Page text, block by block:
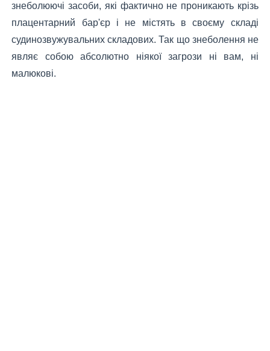
знеболюючі засоби, які фактично не проникають крізь
плацентарний бар'єр і не містять в своєму складі
судинозвужувальних складових. Так що знеболення не
являє собою абсолютно ніякої загрози ні вам, ні
малюкові.